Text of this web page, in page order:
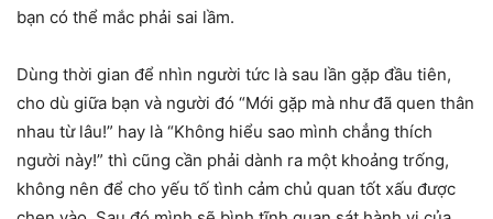
bạn có thể mắc phải sai lầm.
Dùng thời gian để nhìn người tức là sau lần gặp đầu tiên,
cho dù giữa bạn và người đó “Mới gặp mà như đã quen thân
nhau từ lâu!” hay là “Không hiểu sao mình chẳng thích
người này!” thì cũng cần phải dành ra một khoảng trống,
không nên để cho yếu tố tình cảm chủ quan tốt xấu được